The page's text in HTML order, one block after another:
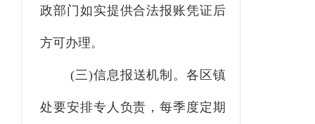
政部门如实提供合法报账凭证后
方可办理。
(三)信息报送机制。各 区镇
处要安排专人负责，每季度定期